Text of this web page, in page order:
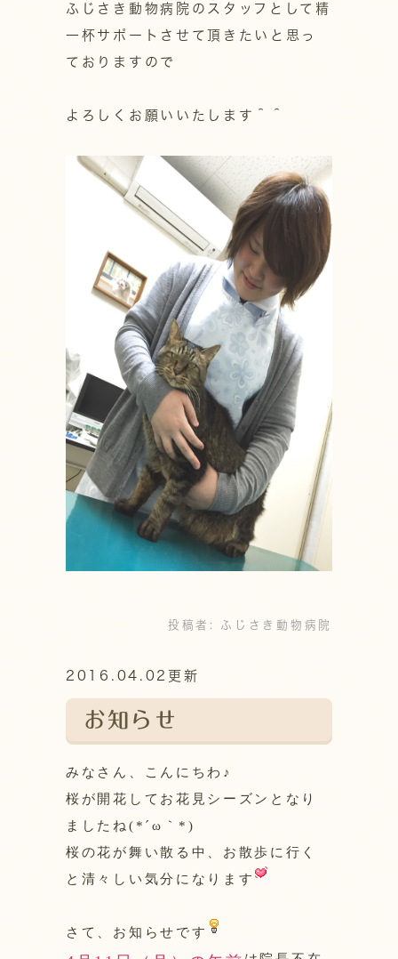
ふじさき動物病院のスタッフとして精
一杯サポートさせて頂きたいと思っ
ておりますので
よろしくお願いいたします＾＾
投稿者: ふじさき動物病院
2016.04.02更新
お知らせ
みなさん、こんにちわ♪
桜が開花してお花見シーズンとなり
ましたね(*´ω｀*)
桜の花が舞い散る中、お散歩に行く
と清々しい気分になります
さて、お知らせです